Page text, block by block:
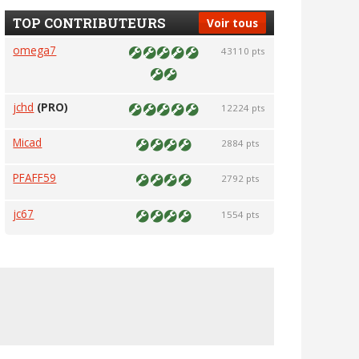
Voir tous
TOP CONTRIBUTEURS
omega7 43110 pts
jchd (PRO) 12224 pts
Micad 2884 pts
PFAFF59 2792 pts
jc67 1554 pts